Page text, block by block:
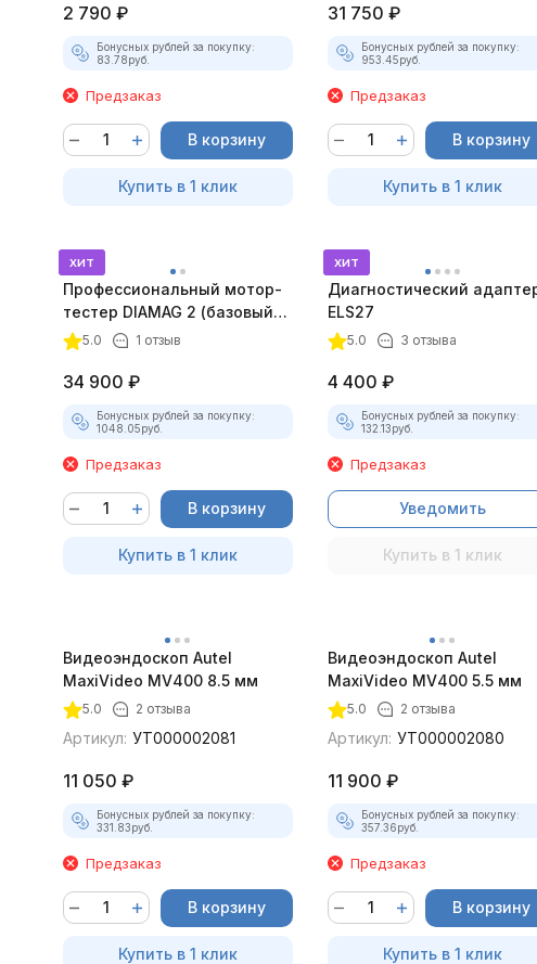
2 790 ₽
Бонусных рублей за покупку:
83.78руб.
Предзаказ
В корзину
Купить в 1 клик
31 750 ₽
Бонусных рублей за покупку:
953.45руб.
Предзаказ
В корзину
Купить в 1 клик
хит
Профессиональный мотор-
тестер DIAMAG 2 (базовый
комплект)
5.0 1 отзыв
34 900 ₽
Бонусных рублей за покупку:
1048.05руб.
Предзаказ
В корзину
Купить в 1 клик
хит
Диагностический
ELS27
5.0 3 отзыва
4 400 ₽
Бонусных рублей за покупку:
132.13руб.
Предзаказ
Уведомить
Купить в 1 клик
Видеоэндоскоп Autel
MaxiVideo MV400 8.5 мм
5.0 2 отзыва
Артикул: УТ000002081
11 050 ₽
Бонусных рублей за покупку:
331.83руб.
Предзаказ
В корзину
Купить в 1 клик
Видеоэндоскоп Autel
MaxiVideo MV400 5.5 мм
5.0 2 отзыва
Артикул: УТ000002080
11 900 ₽
Бонусных рублей за покупку:
357.36руб.
Предзаказ
В корзину
Купить в 1 клик